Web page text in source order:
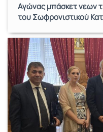
Αγώνας μπάσκετ νέων
του Σωφρονιστικού